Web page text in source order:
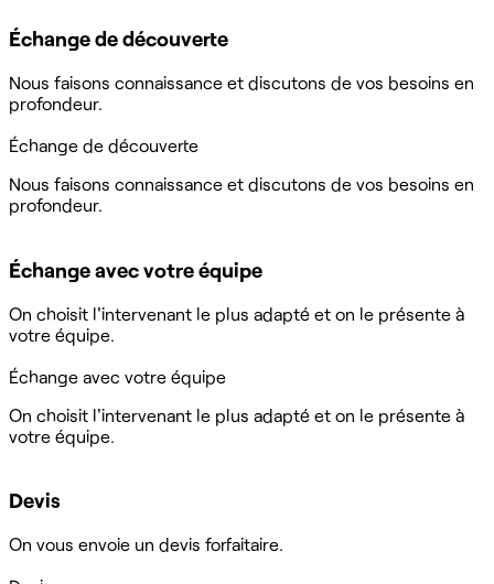
Échange de découverte
Nous faisons connaissance et discutons de vos besoins en
profondeur.
Échange de découverte
Nous faisons connaissance et discutons de vos besoins en
profondeur.
Échange avec votre équipe
On choisit l'intervenant le plus adapté et on le présente à
votre équipe.
Échange avec votre équipe
On choisit l'intervenant le plus adapté et on le présente à
votre équipe.
Devis
On vous envoie un devis forfaitaire.